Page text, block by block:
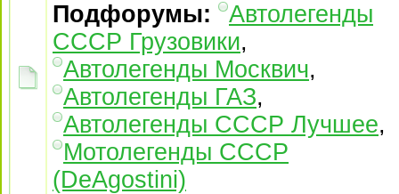
Подфорумы:
Автолегенды
СССР Грузовики,
Автолегенды Москвич,
Автолегенды ГАЗ,
Автолегенды СССР Лучшее,
Мотолегенды СССР
(DeAgostini)